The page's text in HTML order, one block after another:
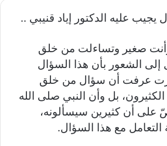
عليه الدكتور إياد قنيبي ..
صغير وتساءلت من خلق
إلى الشعور بأن هذا السؤال
عرفت أن سؤال من خلق
بل وأن النبي صلى الله
على أن كثيرين سيسألونه،
مع هذا السؤال.